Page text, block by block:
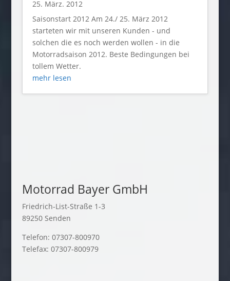
25. März. 2012
Saisonstart 2012 Am 24./ 25. März 2012
starteten wir mit unseren Kunden - und
solchen die es noch werden wollen - in die
Motorradsaison 2012. Beste Bedingungen bei
tollem Wetter.
mehr lesen
Motorrad Bayer GmbH
Friedrich-List-Straße 1-3
89250 Senden
Telefon: 07307-800970
Telefax: 07307-800979